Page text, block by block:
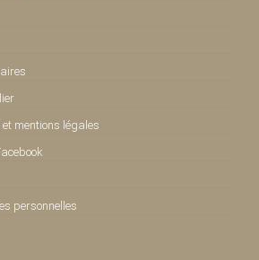
et mentions légales
personnelles